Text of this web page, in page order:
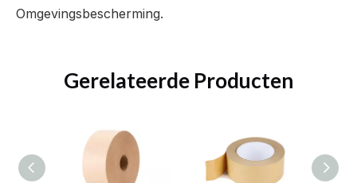
Omgevingsbescherming.
Gerelateerde Producten